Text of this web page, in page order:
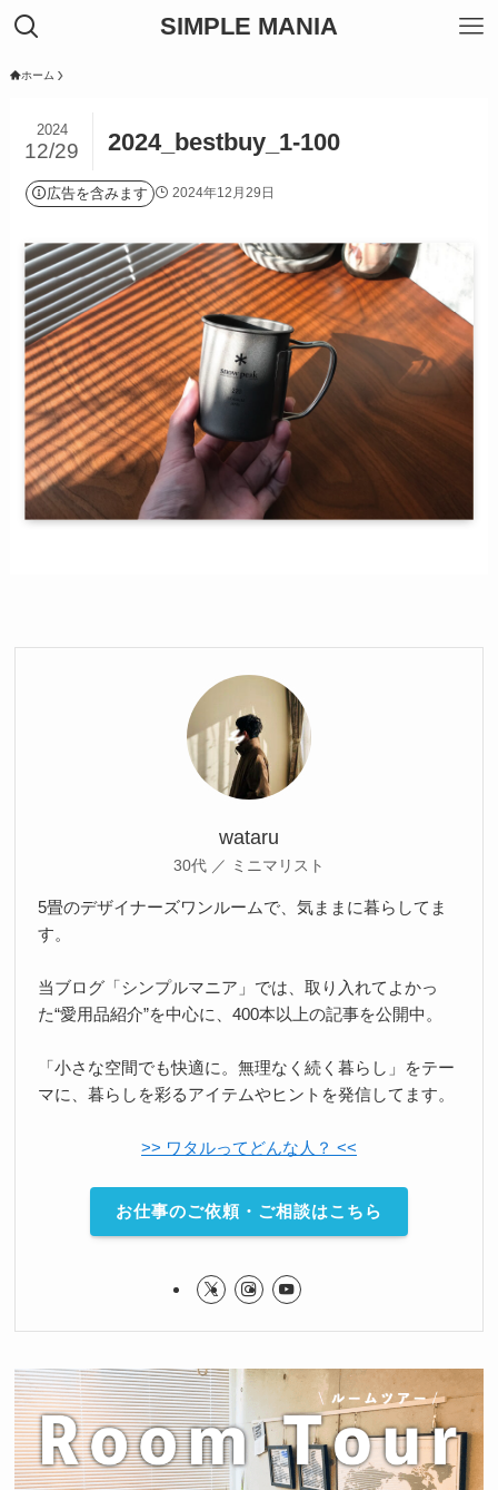
SIMPLE MANIA
ホーム
2024_bestbuy_1-100
2024
12/29
広告を含みます 2024年12月29日
wataru
30代 ／ ミニマリスト
5畳のデザイナーズワンルームで、気ままに暮らしてま
す。
当ブログ「シンプルマニア」では、取り入れてよかっ
た“愛用品紹介”を中心に、400本以上の記事を公開中。
「小さな空間でも快適に。無理なく続く暮らし」をテー
マに、暮らしを彩るアイテムやヒントを発信してます。
>> ワタルってどんな人？ <<
お仕事のご依頼・ご相談はこちら